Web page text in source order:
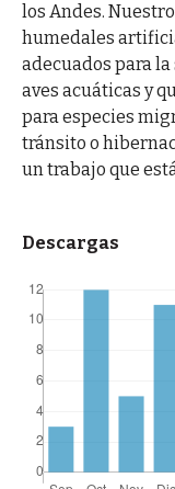
los Andes.
humedales
adecuados para
aves acuáticas y
para especies
tránsito o
un trabajo que
Descargas